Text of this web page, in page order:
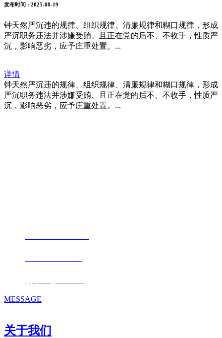
发布时间 : 2025-08-19
钟天然严沉违的规律、组织规律、清廉规律和糊口规律，形成
严沉职务违法并涉嫌受贿、且正在党的后不、不收手，性质严
沉，影响恶劣，应予庄重处置。...
详情
钟天然严沉违的规律、组织规律、清廉规律和糊口规律，形成
严沉职务违法并涉嫌受贿、且正在党的后不、不收手，性质严
沉，影响恶劣，应予庄重处置。...
MESSAGE
关于我们